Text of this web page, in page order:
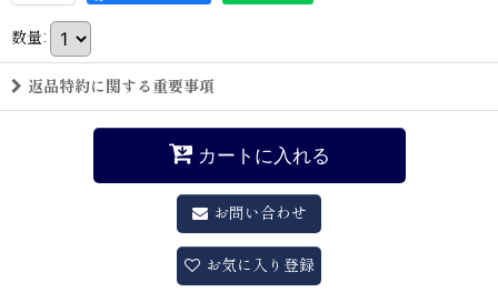
数量:
返品特約に関する重要事項
カートに入れる
お問い合わせ
お気に入り登録